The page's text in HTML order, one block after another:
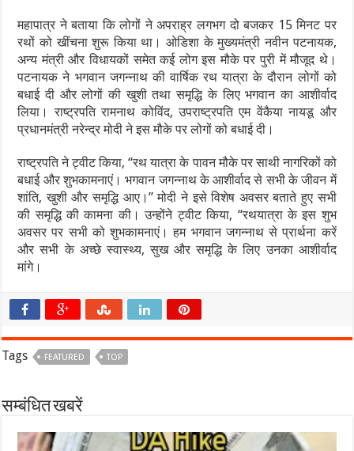
महापात्र ने बताया कि लोगों ने अपराह्र लगभग दो बजकर 15 मिनट पर
रथों को खींचना शुरू किया था। ओडिशा के मुख्यमंत्री नवीन पटनायक,
अन्य मंत्री और विधायकों समेत कई लोग इस मौके पर पुरी में मौजूद थे।
पटनायक ने भगवान जगन्नाथ की वार्षिक रथ यात्रा के दौरान लोगों को
बधाई दी और लोगों की खुशी तथा समृद्धि के लिए भगवान का आशीर्वाद
लिया। राष्ट्रपति रामनाथ कोविंद, उपराष्ट्रपति एम वेंकैया नायडू और
प्रधानमंत्री नरेन्द्र मोदी ने इस मौके पर लोगों को बधाई दी।
राष्ट्रपति ने ट्वीट किया, ‘‘रथ यात्रा के पावन मौके पर साथी नागरिकों को
बधाई और शुभकामनाएं। भगवान जगन्नाथ के आशीर्वाद से सभी के जीवन में
शांति, खुशी और समृद्धि आए।’’ मोदी ने इसे विशेष अवसर बताते हुए सभी
की समृद्धि की कामना की। उन्होंने ट्वीट किया, ‘‘रथयात्रा के इस शुभ
अवसर पर सभी को शुभकामनाएं। हम भगवान जगन्नाथ से प्रार्थना करें
और सभी के अच्छे स्वास्थ्य, सुख और समृद्धि के लिए उनका आशीर्वाद
मांगे।
Tags FEATURED TOP
सम्बंधित खबरें